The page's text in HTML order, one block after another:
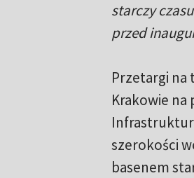
starczy
przed
Przetargi na
Krakowie na
szerokości
basenem